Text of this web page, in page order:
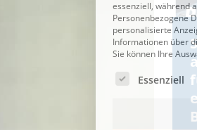
Ampel wollen nach
wieder Afghanen
Zeit für ein
und die CDU
Cookie-Details